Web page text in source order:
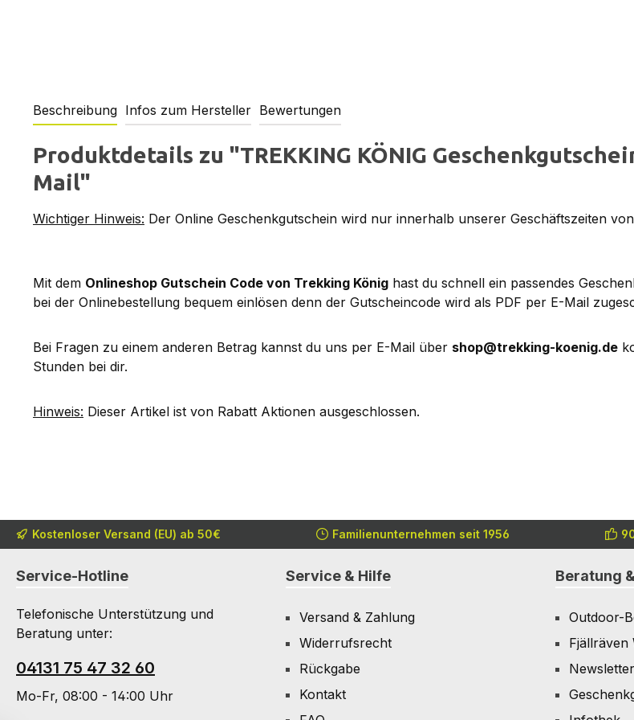
Beschreibung Infos zum Hersteller Bewertungen
Produktdetails zu "TREKKING KÖNIG
Mail"
Wichtiger Hinweis: Der Online Geschenkgutschein wird nur innerhalb unserer Geschäftszeiten
Mit dem Onlineshop Gutschein Code von Trekking König hast du schnell ein passendes
bei der Onlinebestellung bequem einlösen denn der Gutscheincode wird als PDF per E-Mail
Bei Fragen zu einem anderen Betrag kannst du uns per E-Mail über shop@trekking-koenig.de
Stunden bei dir.
Hinweis: Dieser Artikel ist von Rabatt Aktionen ausgeschlossen.
Kostenloser Versand (EU) ab 50€ Familienunternehmen seit 1956
Service-Hotline
Telefonische Unterstützung und
Beratung unter:
04131 75 47 32 60
Mo-Fr, 08:00 - 14:00 Uhr
Service & Hilfe
Versand & Zahlung
Widerrufsrecht
Rückgabe
Kontakt
Beratung
Outdoor-
Fjällräven
Newsletter